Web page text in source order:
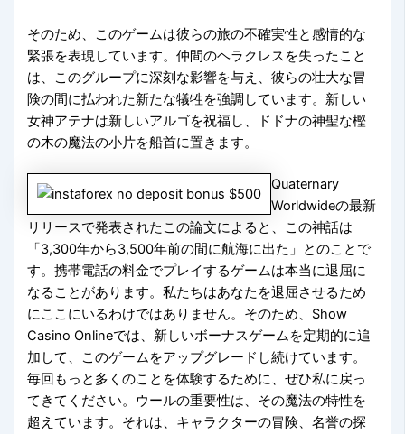
そのため、このゲームは彼らの旅の不確実性と感情的な
緊張を表現しています。仲間のヘラクレスを失ったこと
は、このグループに深刻な影響を与え、彼らの壮大な冒
険の間に払われた新たな犠牲を強調しています。新しい
女神アテナは新しいアルゴを祝福し、ドドナの神聖な樫
の木の魔法の小片を船首に置きます。
Quaternary
Worldwideの最新
リリースで発表されたこの論文によると、この神話は
「3,300年から3,500年前の間に航海に出た」とのことで
す。携帯電話の料金でプレイするゲームは本当に退屈に
なることがあります。私たちはあなたを退屈させるため
にここにいるわけではありません。そのため、Show
Casino Onlineでは、新しいボーナスゲームを定期的に追
加して、このゲームをアップグレードし続けています。
毎回もっと多くのことを体験するために、ぜひ私に戻っ
てきてください。ウールの重要性は、その魔法の特性を
超えています。それは、キャラクターの冒険、名誉の探